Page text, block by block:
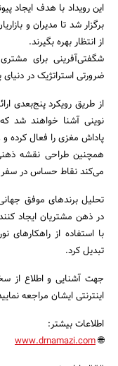
این رویداد با هدف ایجاد
برگزار شد تا مدیران و
از انتظار بهره بگیرند.
شگفتی‌آفرینی برای
ضرورتی استراتژیک در
از طریق رویکرد پنج‌بعدی
نوینی آشنا خواهند شد
پاداش مغزی را فعال کرده
همچنین طراحی نقشه
می‌کند نقاط حساس در سفر
تحلیل برندهای موفق
در ذهن مشتریان ایجاد
با استفاده از راهکارهای
تبدیل کرد.
جهت آشنایی و اطلاع از
اینترنتی ایشان مراجعه
اطلاعات بیشتر:
🌐
www.drnamazi.com